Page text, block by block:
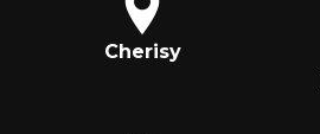
Cherisy